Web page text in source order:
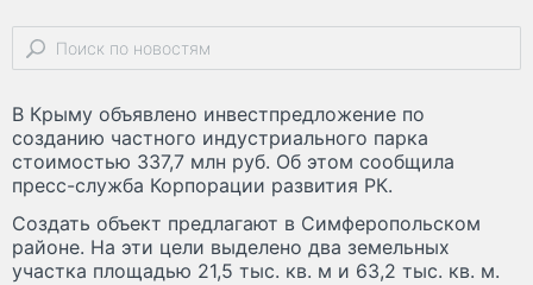
В Крыму объявлено инвестпредложение по
созданию частного индустриального парка
стоимостью 337,7 млн руб. Об этом сообщила
пресс-служба Корпорации развития РК.
Создать объект предлагают в Симферопольском
районе. На эти цели выделено два земельных
участка площадью 21,5 тыс. кв. м и 63,2 тыс. кв. м.